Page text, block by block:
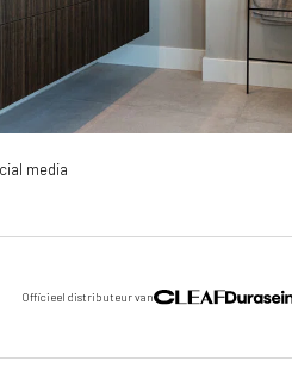
media
Officieel distributeur van